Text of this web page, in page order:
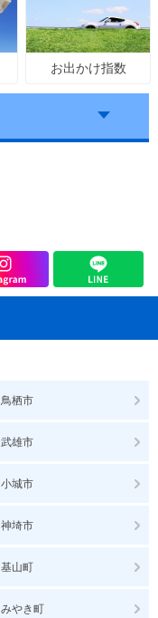
お出かけ指数
鳥栖市
武雄市
小城市
神埼市
基山町
みやき町